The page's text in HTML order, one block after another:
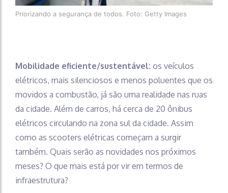
Priorizando a segurança de todos. Foto: Getty Images
Mobilidade eficiente/sustentável: os veículos
elétricos, mais silenciosos e menos poluentes que os
movidos a combustão, já são uma realidade nas ruas
da cidade. Além de carros, há cerca de 20 ônibus
elétricos circulando na zona sul da cidade. Assim
como as scooters elétricas começam a surgir
também. Quais serão as novidades nos próximos
meses? O que mais está por vir em termos de
infraestrutura?